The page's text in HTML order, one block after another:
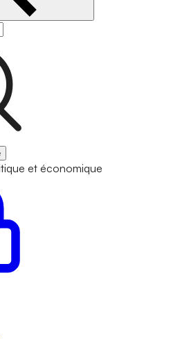
et économique